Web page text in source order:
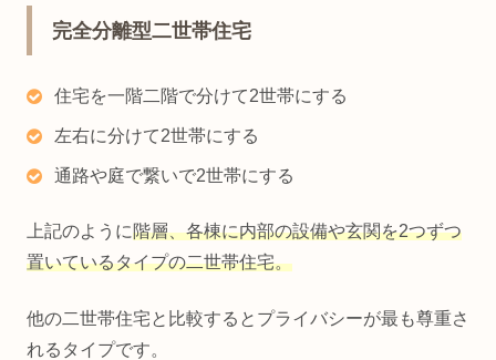
完全分離型二世帯住宅
住宅を一階二階で分けて2世帯にする
左右に分けて2世帯にする
通路や庭で繋いで2世帯にする
上記のように階層、各棟に内部の設備や玄関を2つずつ
置いているタイプの二世帯住宅。
他の二世帯住宅と比較するとプライバシーが最も尊重さ
れるタイプです。